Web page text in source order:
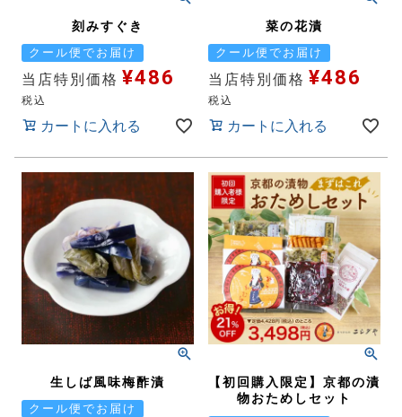
刻みすぐき
クール便でお届け
当店特別価格 ¥486
税込
カートに入れる
菜の花漬
クール便でお届け
当店特別価格 ¥486
税込
カートに入れる
生しば風味梅酢漬
クール便でお届け
【初回購入限定】京都の漬
物おためしセット